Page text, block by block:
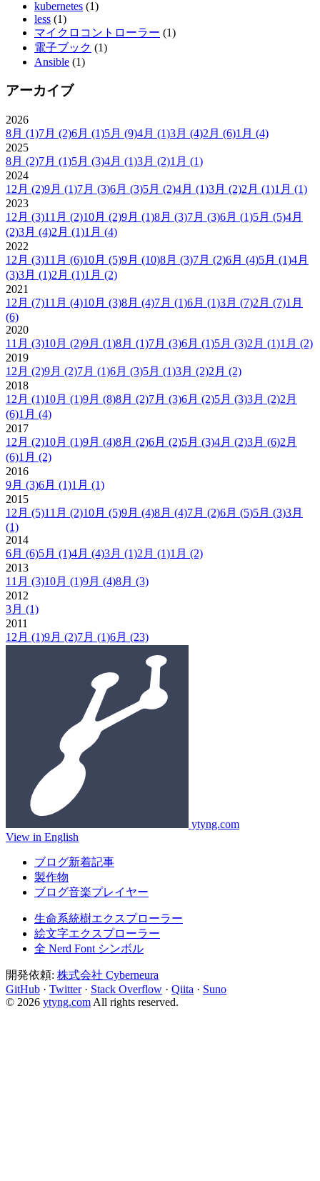
kubernetes (1)
less (1)
マイクロコントローラー (1)
電子ブック (1)
Ansible (1)
アーカイブ
2026
8月 (1)7月 (2)6月 (1)5月 (9)4月 (1)3月 (4)2月 (6)1月 (4)
2025
8月 (2)7月 (1)5月 (3)4月 (1)3月 (2)1月 (1)
2024
12月 (2)9月 (1)7月 (3)6月 (3)5月 (2)4月 (1)3月 (2)2月 (1)1月 (1)
2023
12月 (3)11月 (2)10月 (2)9月 (1)8月 (3)7月 (3)6月 (1)5月 (5)4月
(2)3月 (4)2月 (1)1月 (4)
2022
12月 (3)11月 (6)10月 (5)9月 (10)8月 (3)7月 (2)6月 (4)5月 (1)4月
(3)3月 (1)2月 (1)1月 (2)
2021
12月 (7)11月 (4)10月 (3)8月 (4)7月 (1)6月 (1)3月 (7)2月 (7)1月
(6)
2020
11月 (3)10月 (2)9月 (1)8月 (1)7月 (3)6月 (1)5月 (3)2月 (1)1月 (2)
2019
12月 (2)9月 (2)7月 (1)6月 (3)5月 (1)3月 (2)2月 (2)
2018
12月 (1)10月 (1)9月 (8)8月 (2)7月 (3)6月 (2)5月 (3)3月 (2)2月
(6)1月 (4)
2017
12月 (2)10月 (1)9月 (4)8月 (2)6月 (2)5月 (3)4月 (2)3月 (6)2月
(6)1月 (2)
2016
9月 (3)6月 (1)1月 (1)
2015
12月 (5)11月 (2)10月 (5)9月 (4)8月 (4)7月 (2)6月 (5)5月 (3)3月
(1)
2014
6月 (6)5月 (1)4月 (4)3月 (1)2月 (1)1月 (2)
2013
11月 (3)10月 (1)9月 (4)8月 (3)
2012
3月 (1)
2011
12月 (1)9月 (2)7月 (1)6月 (23)
ytyng.com
View in English
ブログ新着記事
製作物
ブログ音楽プレイヤー
生命系統樹エクスプローラー
絵文字エクスプローラー
全 Nerd Font シンボル
開発依頼: 株式会社 Cyberneura
GitHub · Twitter · Stack Overflow · Qiita · Suno
© 2026 ytyng.com All rights reserved.